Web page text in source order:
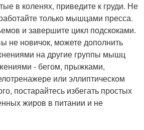
в коленях, приведите к груди. Не
только мышцами пресса.
и завершите цикл подскоками.
не новичок, можете дополнить
на другие группы мышц
- бегом, прыжками,
или эллиптическом
постарайтесь избегать простых
жиров в питании и не